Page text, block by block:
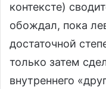
контексте)
обождал, пока
достаточной
только затем
внутреннего